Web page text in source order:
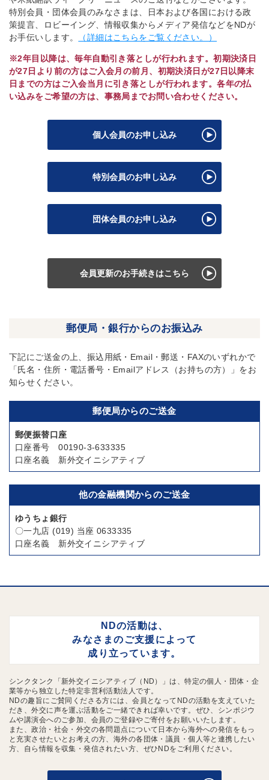
特別会員・団体会員のみなさまは、日本および各国における政
策提言、ロビーイング、情報収集からメディア発信などをNDが
お手伝いします。
（詳細はこちらをご覧ください。）
※2年目以降は、毎年自動引き落としが行われます。初期決済日
が27日より前の方はご入会月の前月、初期決済日が27日以降末
日までの方はご入会当月に引き落としが行われます。各年の払
い込みをご希望の方は、事務局までお問い合わせください。
個人会員のお申し込み
特別会員のお申し込み
団体会員のお申し込み
会員更新のお手続きはこちら
郵便局・銀行からのお振込み
下記にご送金の上、振込用紙・Email・郵送・FAXのいずれかで
「氏名・住所・電話番号・Emailアドレス（お持ちの方）」をお
知らせください。
郵便局からのご送金
郵便振替口座
口座番号 00190-3-633335
口座名義 新外交イニシアティブ
他の金融機関からのご送金
ゆうちょ銀行
〇一九店 (019) 当座 0633335
口座名義 新外交イニシアティブ
NDの活動は、
みなさまのご支援によって
成り立っています。
シンクタンク「新外交イニシアティブ（ND）」は、特定の個人・団体・企
業等から独立した特定非営利活動法人です。
NDの趣旨にご賛同くださる方には、会員となってNDの活動を支えていた
だき、外交に声を運ぶ活動をご一緒できれば幸いです。ぜひ、シンポジウ
ムや講演会へのご参加、会員のご登録やご寄付をお願いいたします。
また、政治・社会・外交の各問題点について日本から海外への発信をもっ
と充実させたいとお考えの方、海外の各団体・議員・個人等と連携したい
方、自ら情報を収集・発信されたい方、ぜひNDをご利用ください。